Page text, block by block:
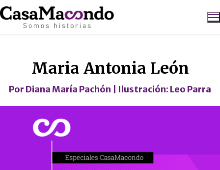
Ir
al
contenido
Buscar:
Maria Antonia León
Por Diana María Pachón | Ilustración: Leo Parra